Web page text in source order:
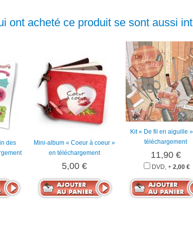
ont acheté ce produit se sont aussi
des
Mini-album « Coeur à coeur »
en téléchargement
5,00 €
Kit « De fil en aiguille
téléchargement
11,90 €
DVD, + 2,00 €